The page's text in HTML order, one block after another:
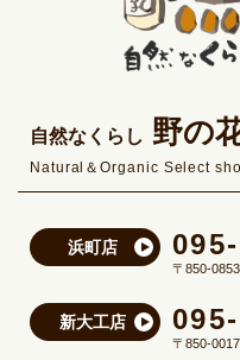
自然なくらし 野の
Natural＆Organic Select
浜町店
〒850-
新大工店
〒850-